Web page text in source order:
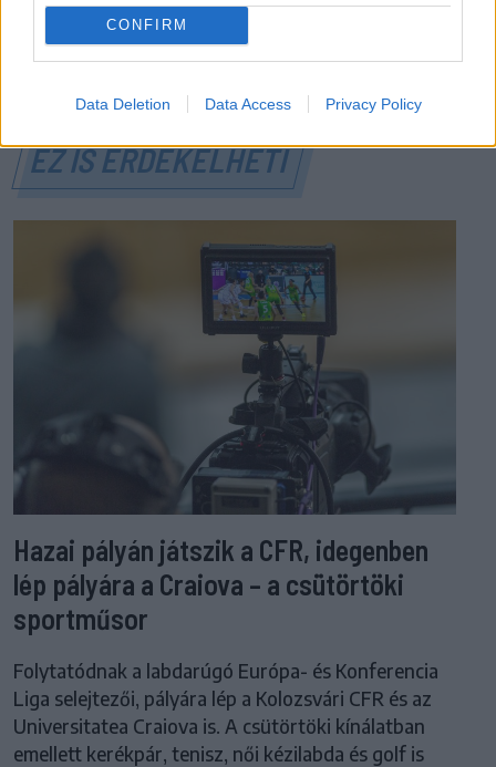
CONFIRM
Data Deletion Data Access Privacy Policy
vasárnap a nyugati országrészben.
EZ IS ÉRDEKELHETI
Hazai pályán játszik a CFR, idegenben
lép pályára a Craiova – a csütörtöki
sportműsor
Folytatódnak a labdarúgó Európa- és Konferencia
Liga selejtezői, pályára lép a Kolozsvári CFR és az
Universitatea Craiova is. A csütörtöki kínálatban
emellett kerékpár, tenisz, női kézilabda és golf is